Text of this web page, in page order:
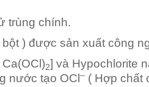
trùng chính.
) được sản xuất công
2] và Hypochlorite
nước tạo OCl – ( Hợp chất